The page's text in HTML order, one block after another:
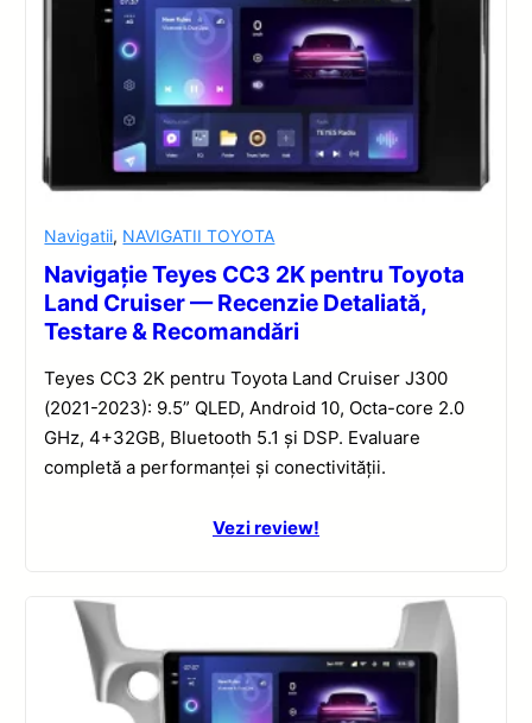
Navigatii, NAVIGATII TOYOTA
Navigație Teyes CC3 2K pentru Toyota
Land Cruiser — Recenzie Detaliată,
Testare & Recomandări
Teyes CC3 2K pentru Toyota Land Cruiser J300
(2021-2023): 9.5” QLED, Android 10, Octa-core 2.0
GHz, 4+32GB, Bluetooth 5.1 și DSP. Evaluare
completă a performanței și conectivității.
Vezi review!